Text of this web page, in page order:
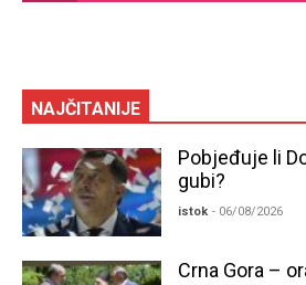
NAJČITANIJE
Pobjeđuje li
gubi?
istok - 06/08/2026
Crna Gora –